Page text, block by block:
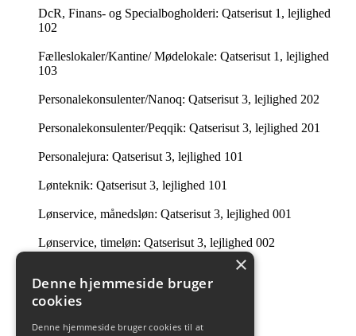
DcR, Finans- og Specialbogholderi: Qatserisut 1, lejlighed
102
Fælleslokaler/Kantine/ Mødelokale: Qatserisut 1, lejlighed
103
Personalekonsulenter/Nanoq: Qatserisut 3, lejlighed 202
Personalekonsulenter/Peqqik: Qatserisut 3, lejlighed 201
Personalejura: Qatserisut 3, lejlighed 101
Lønteknik: Qatserisut 3, lejlighed 101
Lønservice, månedsløn: Qatserisut 3, lejlighed 001
Lønservice, timeløn: Qatserisut 3, lejlighed 002
Ledelsessekretariatet: 201 i Qatserisut 3
Intern Revision: Qatserisut 1, lejlighed 504
×
Denne hjemmeside bruger
cookies
Denne hjemmeside bruger cookies til at